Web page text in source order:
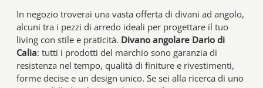
In negozio troverai una vasta offerta di divani ad angolo,
alcuni tra i pezzi di arredo ideali per progettare il tuo
living con stile e praticità. Divano angolare Dario di
Calia: tutti i prodotti del marchio sono garanzia di
resistenza nel tempo, qualità di finiture e rivestimenti,
forme decise e un design unico. Se sei alla ricerca di uno